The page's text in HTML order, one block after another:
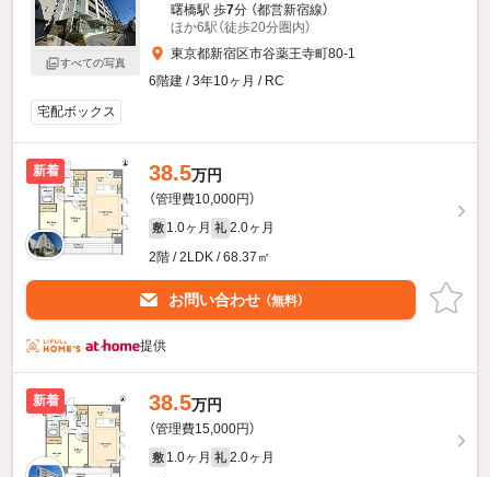
すべての写真
曙橋駅 歩7分 （都営新宿線）
ほか6駅（徒歩20分圏内）
東京都新宿区市谷薬王寺町80-1
6階建 / 3年10ヶ月 / RC
宅配ボックス
新着 38.5万円
（管理費10,000円）
敷 1.0ヶ月 礼 2.0ヶ月
2階 / 2LDK / 68.37㎡
お問い合わせ （無料）
提供
新着 38.5万円
（管理費15,000円）
敷 1.0ヶ月 礼 2.0ヶ月